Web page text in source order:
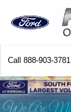
Call 888-903-3781